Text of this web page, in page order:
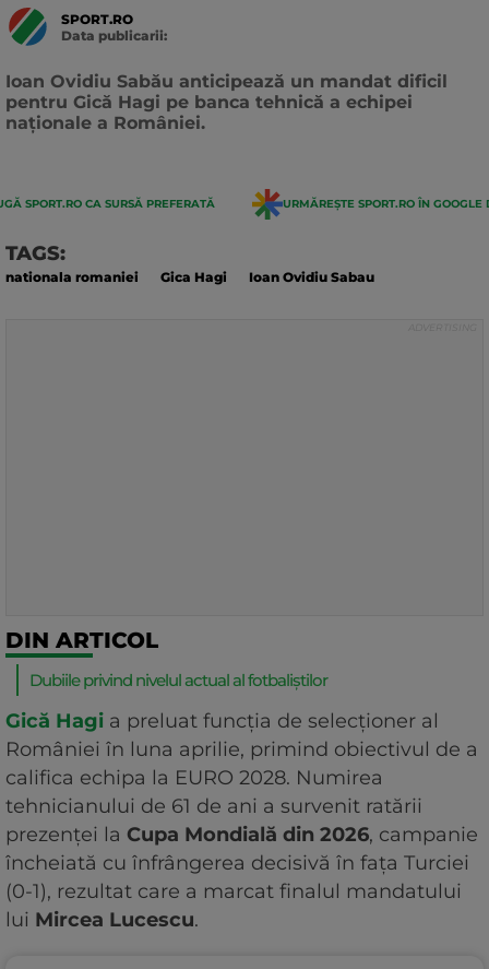
SPORT.RO
Data publicarii:
Ioan Ovidiu Sabău anticipează un mandat dificil
pentru Gică Hagi pe banca tehnică a echipei
naționale a României.
SPORT.RO CA SURSĂ PREFERATĂ URMĂREȘTE SPORT.RO ÎN GOOGLE
TAGS:
nationala romaniei Gica Hagi Ioan Ovidiu Sabau
DIN ARTICOL
Dubiile privind nivelul actual al fotbaliștilor
Gică Hagi a preluat funcția de selecționer al
României în luna aprilie, primind obiectivul de a
califica echipa la EURO 2028. Numirea
tehnicianului de 61 de ani a survenit ratării
prezenței la Cupa Mondială din 2026, campanie
încheiată cu înfrângerea decisivă în fața Turciei
(0-1), rezultat care a marcat finalul mandatului
lui Mircea Lucescu.